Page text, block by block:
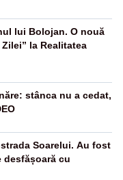
lui Bolojan. O nouă
la Realitatea
stânca nu a cedat,
Soarelui. Au fost
desfășoară cu